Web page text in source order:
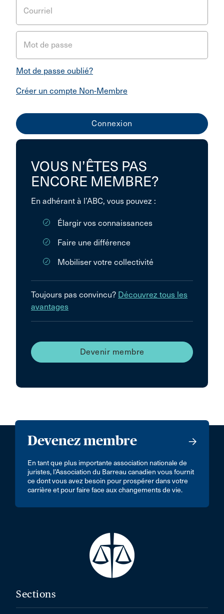
Courriel
Mot de passe
Mot de passe oublié?
Créer un compte Non-Membre
VOUS N’ÊTES PAS
ENCORE MEMBRE?
En adhérant à l’ABC, vous pouvez :
Élargir vos connaissances
Faire une différence
Mobiliser votre collectivité
Toujours pas convincu? Découvrez tous les
avantages
Devenir membre
Devenez membre
En tant que plus importante association nationale de
juristes, l’Association du Barreau canadien vous fournit
ce dont vous avez besoin pour prospérer dans votre
carrière et pour faire face aux changements de vie.
Sections